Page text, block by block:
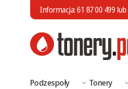
Informacja:61 87 00 499 lub
Podzespoły Tonery